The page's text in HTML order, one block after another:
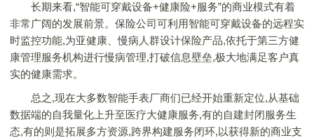
长期来看,“智能可穿戴设备+健康险+服务”的商业模式有着
非常广阔的发展前景。保险公司可利用智能可穿戴设备的远程实
时监控功能,为亚健康、慢病人群设计保险产品,依托于第三方健
康管理服务机构进行慢病管理,打破信息壁垒,极大地满足客户真
实的健康需求。
总之,现在大多数智能手表厂商们已经开始重新定位,从基础
数据端的自我量化上升至医疗大健康服务,有的自建封闭服务生
态,有的则是拓展多方资源,跨界构建服务闭环,以获得新的商业支